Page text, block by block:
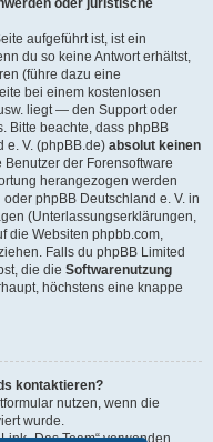
oder juristische
aufgeführt ist, ist ein
du so keine Antwort erhältst,
(führe dazu eine
bei einem kostenlosen
liegt — den Support oder
Bitte beachte, dass phpBB
e. V. (phpBB.de) absolut keinen
der Forensoftware
herangezogen werden
phpBB Deutschland e. V. in
(Unterlassungserklärungen,
die Websiten phpbb.com,
Falls du phpBB Limited
die die Softwarenutzung
höchstens eine knappe
kontaktieren?
nutzen, wenn die
wurde.
„Das Team“ verwenden.